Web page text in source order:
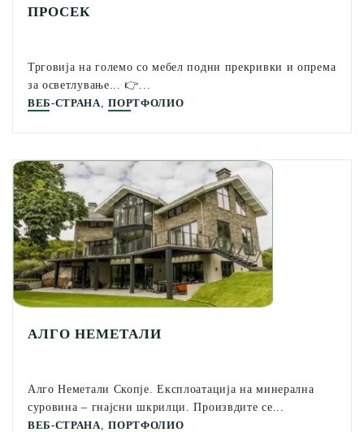
ПРОСЕК
Трговија на големо со мебел подни прекривки и опрема
за осветлување... 👉...
ВЕБ-СТРАНА ,ПОРТФОЛИО
АЛГО НЕМЕТАЛИ
Алго Неметали Скопје. Експлоатација на минерална
суровина – гнајсни шкрилци. Произвдите се...
ВЕБ-СТРАНА ,ПОРТФОЛИО